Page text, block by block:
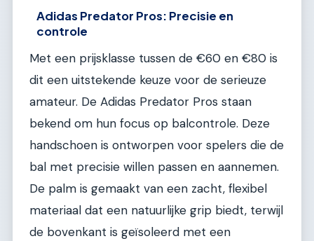
Adidas Predator Pros: Precisie en
controle
Met een prijsklasse tussen de €60 en €80 is
dit een uitstekende keuze voor de serieuze
amateur. De Adidas Predator Pros staan
bekend om hun focus op balcontrole. Deze
handschoen is ontworpen voor spelers die de
bal met precisie willen passen en aannemen.
De palm is gemaakt van een zacht, flexibel
materiaal dat een natuurlijke grip biedt, terwijl
de bovenkant is geïsoleerd met een